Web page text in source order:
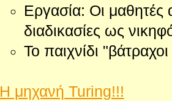
Εργασία: Οι μαθητές
διαδικασίες ως
Το παιχνίδι
Η μηχανή Turing!!!